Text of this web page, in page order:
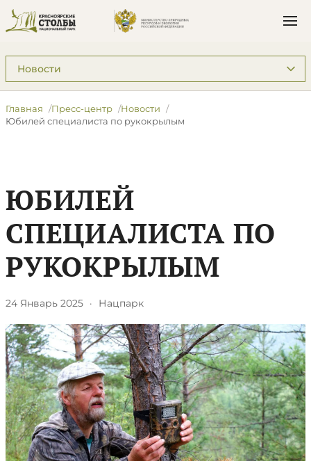
Подразделы: Пресс-центр
Главная Пресс-центр
Новости
​Юбилей специалиста по рукокрылым
​ЮБИЛЕЙ
СПЕЦИАЛИСТА ПО
РУКОКРЫЛЫМ
24 Январь 2025 · Нацпарк